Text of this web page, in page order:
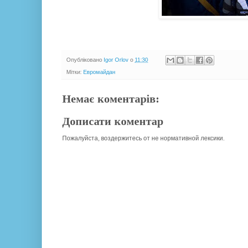
Опубліковано Igor Orlov о 11:30
Мітки: Евромайдан
Немає коментарів:
Дописати коментар
Пожалуйста, воздержитесь от не нормативной лексики.